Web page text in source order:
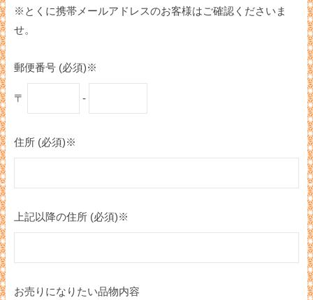
※とくに携帯メールアドレスのお客様はご確認くださいま
せ。
郵便番号 (必須)※
〒 -
住所 (必須)※
上記以降の住所 (必須)※
お売りになりたい品物内容